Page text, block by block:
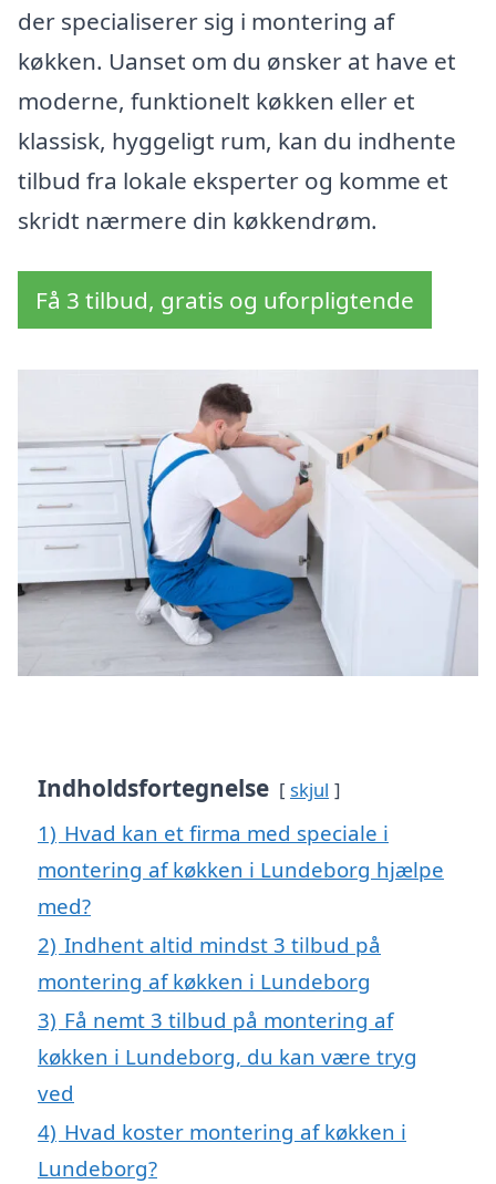
der specialiserer sig i montering af
køkken. Uanset om du ønsker at have et
moderne, funktionelt køkken eller et
klassisk, hyggeligt rum, kan du indhente
tilbud fra lokale eksperter og komme et
skridt nærmere din køkkendrøm.
Få 3 tilbud, gratis og uforpligtende
Indholdsfortegnelse skjul
1) Hvad kan et firma med speciale i
montering af køkken i Lundeborg hjælpe
med?
2) Indhent altid mindst 3 tilbud på
montering af køkken i Lundeborg
3) Få nemt 3 tilbud på montering af
køkken i Lundeborg, du kan være tryg
ved
4) Hvad koster montering af køkken i
Lundeborg?